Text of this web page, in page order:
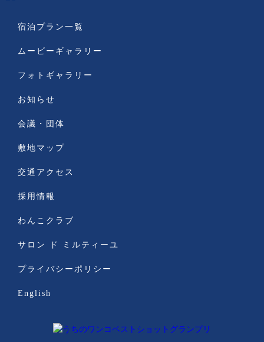
宿泊プラン一覧
ムービーギャラリー
フォトギャラリー
お知らせ
会議・団体
敷地マップ
交通アクセス
採用情報
わんこクラブ
サロン ド ミルティーユ
プライバシーポリシー
English